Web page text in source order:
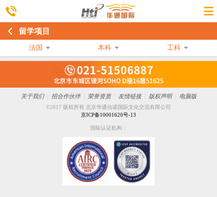
留学项目
法国 本科 工科
关于我们 招合作伙伴 荣誉资质 友情链接 版权声明 电脑版
©2017 版权所有 北京华通信诺国际文化交流有限公司
京ICP备10001620号-13
国际认证机构：